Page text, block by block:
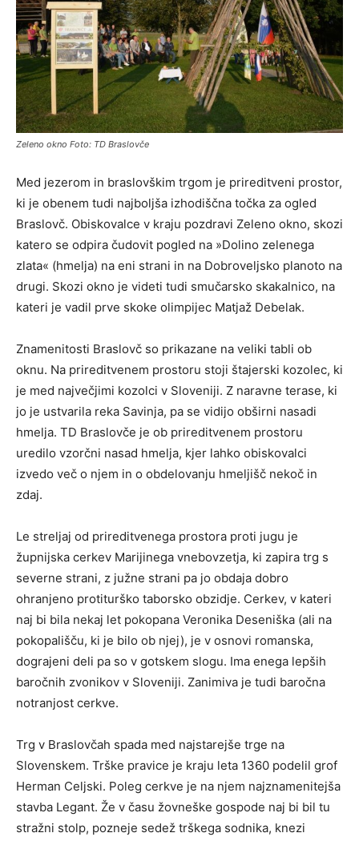
Zeleno okno Foto: TD Braslovče
Med jezerom in braslovškim trgom je prireditveni prostor,
ki je obenem tudi najboljša izhodiščna točka za ogled
Braslovč. Obiskovalce v kraju pozdravi Zeleno okno, skozi
katero se odpira čudovit pogled na »Dolino zelenega
zlata« (hmelja) na eni strani in na Dobroveljsko planoto na
drugi. Skozi okno je videti tudi smučarsko skakalnico, na
kateri je vadil prve skoke olimpijec Matjaž Debelak.
Znamenitosti Braslovč so prikazane na veliki tabli ob
oknu. Na prireditvenem prostoru stoji štajerski kozolec, ki
je med največjimi kozolci v Sloveniji. Z naravne terase, ki
jo je ustvarila reka Savinja, pa se vidijo obširni nasadi
hmelja. TD Braslovče je ob prireditvenem prostoru
uredilo vzorčni nasad hmelja, kjer lahko obiskovalci
izvedo več o njem in o obdelovanju hmeljišč nekoč in
zdaj.
Le streljaj od prireditvenega prostora proti jugu je
župnijska cerkev Marijinega vnebovzetja, ki zapira trg s
severne strani, z južne strani pa jo obdaja dobro
ohranjeno protiturško taborsko obzidje. Cerkev, v kateri
naj bi bila nekaj let pokopana Veronika Deseniška (ali na
pokopališču, ki je bilo ob njej), je v osnovi romanska,
dograjeni deli pa so v gotskem slogu. Ima enega lepših
baročnih zvonikov v Sloveniji. Zanimiva je tudi baročna
notranjost cerkve.
Trg v Braslovčah spada med najstarejše trge na
Slovenskem. Trške pravice je kraju leta 1360 podelil grof
Herman Celjski. Poleg cerkve je na njem najznamenitejša
stavba Legant. Že v času žovneške gospode naj bi bil tu
stražni stolp, pozneje sedež trškega sodnika, knezi